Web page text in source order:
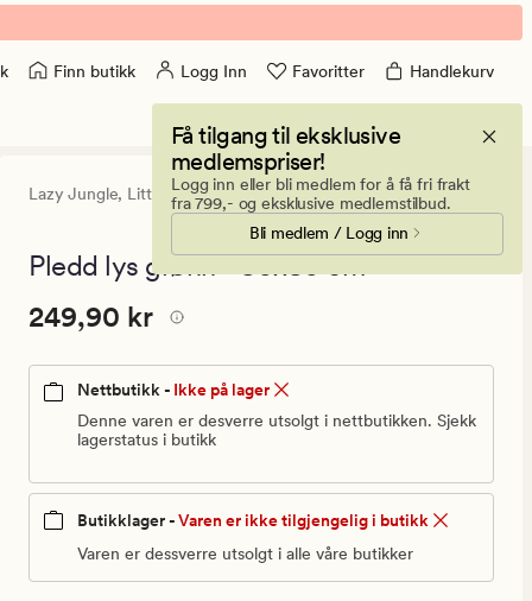
Finn butikk Logg Inn Favoritter Handlekurv
Få tilgang til eksklusive
medlemspriser!
Logg inn eller bli medlem for å få fri frakt
fra 799,- og eksklusive medlemstilbud.
Bli medlem / Logg inn
Lazy Jungle, Little Roomies
en
5
Pledd lys grønn - 80x80 cm
Pris
249,90
kr.
Vanlig
249,90
kr
Pris 249,90 kr
249,90 kr
Nettbutikk - Ikke på lager
Denne varen er desverre utsolgt i nettbutikken. Sjekk
lagerstatus i butikk
Butikklager -Varen er ikke tilgjengelig i butikk
Varen er dessverre utsolgt i alle våre butikker